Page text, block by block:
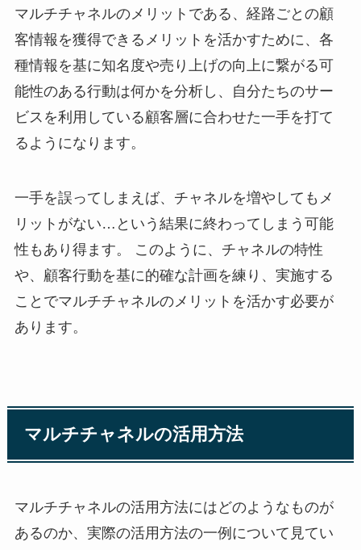
マルチチャネルのメリットである、経路ごとの顧
客情報を獲得できるメリットを活かすために、各
種情報を基に知名度や売り上げの向上に繋がる可
能性のある行動は何かを分析し、自分たちのサー
ビスを利用している顧客層に合わせた一手を打て
るようになります。
一手を誤ってしまえば、チャネルを増やしてもメ
リットがない…という結果に終わってしまう可能
性もあり得ます。 このように、チャネルの特性
や、顧客行動を基に的確な計画を練り、実施する
ことでマルチチャネルのメリットを活かす必要が
あります。
マルチチャネルの活用方法
マルチチャネルの活用方法にはどのようなものが
あるのか、実際の活用方法の一例について見てい